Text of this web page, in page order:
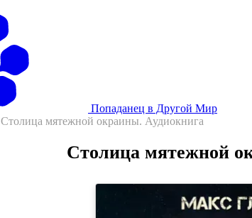
Попаданец в Другой Мир
Столица мятежной окраины. Аудиокнига
Столица мятежной